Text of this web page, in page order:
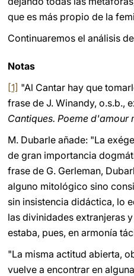
que es más propio de la
Continuaremos el análisis
Notas
[1] "Al Cantar hay que
frase de J. Winandy, o.s.b.,
Cantiques. Poeme d'amour
M. Dubarle añade: "La
de gran importancia
frase de G. Gerleman,
alguno mitológico sino
sin insistencia didáctica, lo
las divinidades extranjeras
estaba, pues, en armonía
"La misma actitud abierta,
vuelve a encontrar en